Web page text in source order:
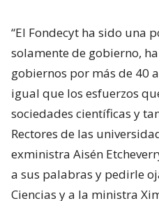
“El Fondecyt ha sido una
solamente de gobierno,
gobiernos por más de 40
igual que los esfuerzos
sociedades científicas y
Rectores de las
exministra Aisén
a sus palabras y pedirle
Ciencias y a la ministra